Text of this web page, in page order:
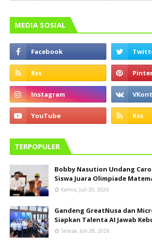
MEDIA SOSIAL
TERPOPULER
Bobby Nasution Undang
Siswa Juara Olimpiade
Kamis, Juli 30, 2026
Gandeng GreatNusa dan
Siapkan Talenta AI Jawab
Selasa, Juli 28, 2026